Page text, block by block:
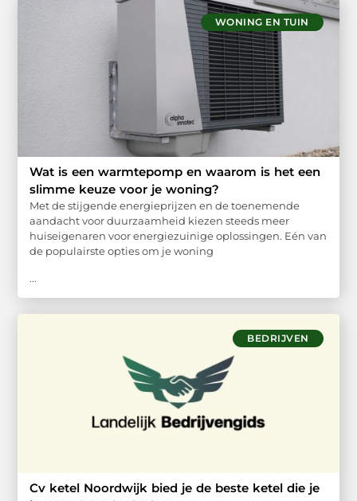
WONING EN TUIN
Wat is een warmtepomp en waarom is het een
slimme keuze voor je woning?
Met de stijgende energieprijzen en de toenemende
aandacht voor duurzaamheid kiezen steeds meer
huiseigenaren voor energiezuinige oplossingen. Eén van
de populairste opties om je woning
...
BEDRIJVEN
Cv ketel Noordwijk bied je de beste ketel die je